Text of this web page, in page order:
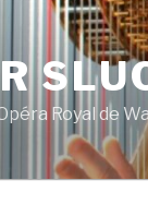
Royal de